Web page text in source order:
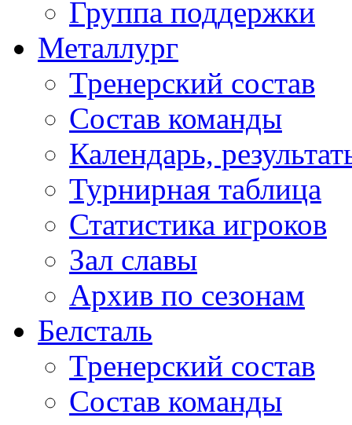
Группа поддержки
Металлург
Тренерский состав
Состав команды
Календарь,
Турнирная таблица
Статистика игроков
Зал славы
Архив по сезонам
Белсталь
Тренерский состав
Состав команды